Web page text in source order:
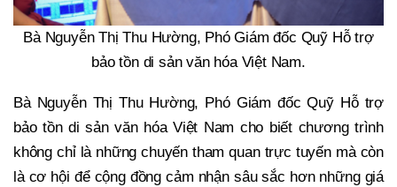
Bà Nguyễn Thị Thu Hường, Phó Giám đốc Quỹ Hỗ trợ
bảo tồn di sản văn hóa Việt Nam.
Bà Nguyễn Thị Thu Hường, Phó Giám đốc Quỹ Hỗ trợ
bảo tồn di sản văn hóa Việt Nam cho biết chương trình
không chỉ là những chuyến tham quan trực tuyến mà còn
là cơ hội để cộng đồng cảm nhận sâu sắc hơn những giá